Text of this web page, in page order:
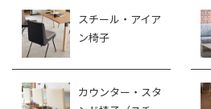
スチール・アイア
ン椅子
カウンター・スタ